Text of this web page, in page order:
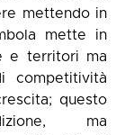
mettendo in
mette in
e territori ma
competitività
questo
ma